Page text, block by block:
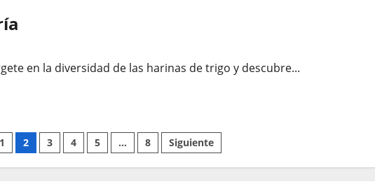
en la diversidad de las harinas de trigo y descubre...
1 2 3 4 5 … 8 Siguiente